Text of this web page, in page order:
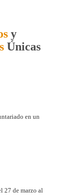
y
Únicas
en un
27 de marzo al